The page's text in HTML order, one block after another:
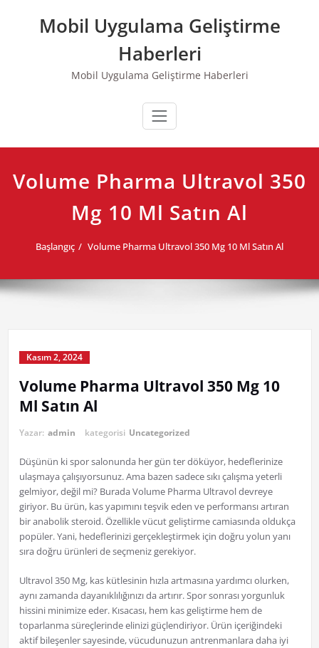
Mobil Uygulama Geliştirme
Haberleri
Mobil Uygulama Geliştirme Haberleri
Volume Pharma Ultravol 350
Mg 10 Ml Satın Al
Başlangıç Volume Pharma Ultravol 350 Mg 10 Ml Satın Al
Kasım 2, 2024
Volume Pharma Ultravol 350 Mg 10
Ml Satın Al
Yazar: admin kategorisi Uncategorized
Düşünün ki spor salonunda her gün ter döküyor, hedeflerinize
ulaşmaya çalışıyorsunuz. Ama bazen sadece sıkı çalışma yeterli
gelmiyor, değil mi? Burada Volume Pharma Ultravol devreye
giriyor. Bu ürün, kas yapımını teşvik eden ve performansı artıran
bir anabolik steroid. Özellikle vücut geliştirme camiasında oldukça
popüler. Yani, hedeflerinizi gerçekleştirmek için doğru yolun yanı
sıra doğru ürünleri de seçmeniz gerekiyor.
Ultravol 350 Mg, kas kütlesinin hızla artmasına yardımcı olurken,
aynı zamanda dayanıklılığınızı da artırır. Spor sonrası yorgunluk
hissini minimize eder. Kısacası, hem kas geliştirme hem de
toparlanma süreçlerinde elinizi güçlendiriyor. Ürün içeriğindeki
aktif bileşenler sayesinde, vücudunuzun antrenmanlara daha iyi